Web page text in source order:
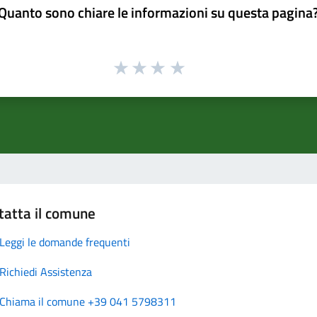
sono chiare le informazioni su questa
il comune
Leggi le domande frequenti
Richiedi Assistenza
Chiama il comune +39 041 5798311